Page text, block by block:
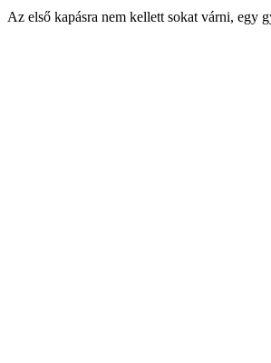
Az első kapásra nem kellett sokat várni, egy